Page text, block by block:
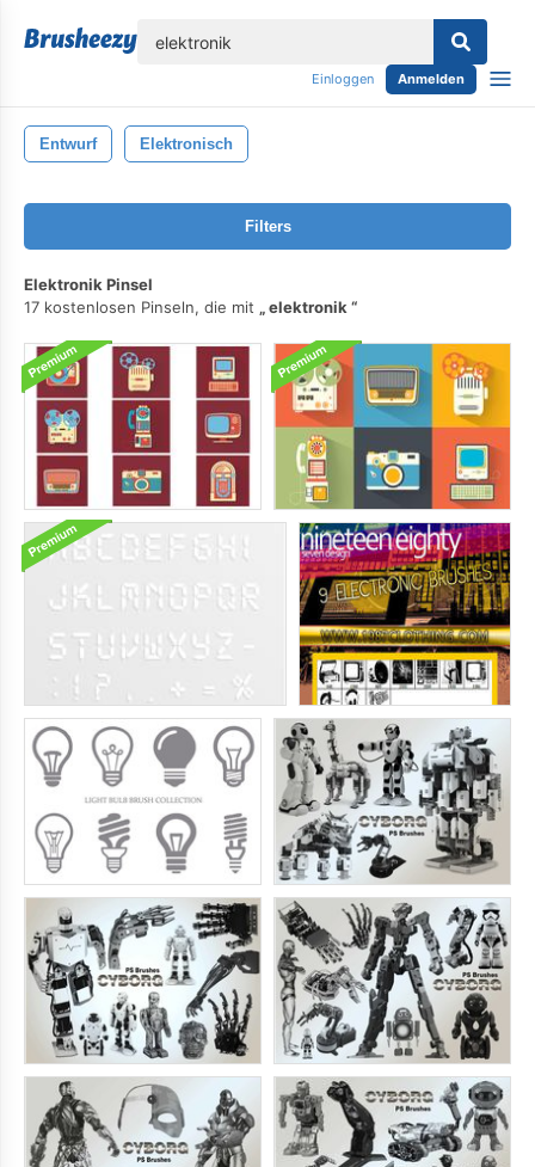
Einloggen Anmelden
Entwurf Elektronisch
Filters
Elektronik Pinsel
17 kostenlosen Pinseln, die mit
elektronik